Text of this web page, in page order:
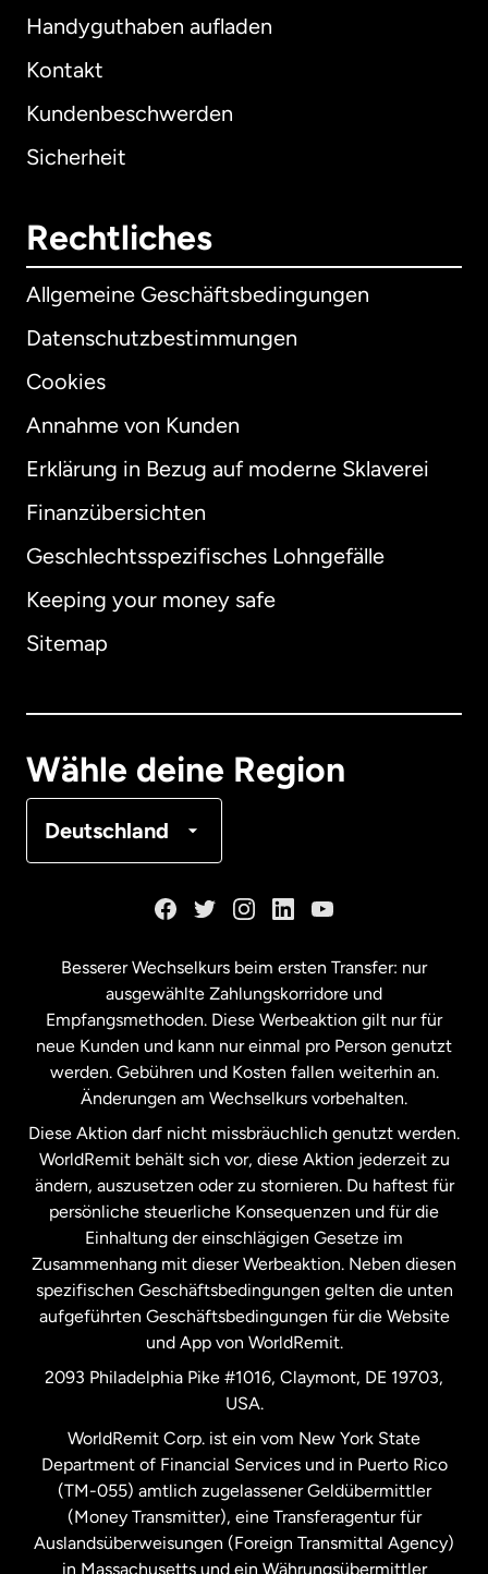
Handyguthaben aufladen
Kontakt
Kundenbeschwerden
Sicherheit
Rechtliches
Allgemeine Geschäftsbedingungen
Datenschutzbestimmungen
Cookies
Annahme von Kunden
Erklärung in Bezug auf moderne Sklaverei
Finanzübersichten
Geschlechtsspezifisches Lohngefälle
Keeping your money safe
Sitemap
Wähle deine Region
Deutschland
International English
Australien
Malaysia
Neuseeland
Niederlande
Schweden
Spanien
Vereinigte Staaten English
Vereinigte Staaten
Vereinigtes Königreich
Besserer Wechselkurs beim ersten Transfer: nur
ausgewählte Zahlungskorridore und
Empfangsmethoden. Diese Werbeaktion gilt nur für
neue Kunden und kann nur einmal pro Person genutzt
werden. Gebühren und Kosten fallen weiterhin an.
Änderungen am Wechselkurs vorbehalten.
Diese Aktion darf nicht missbräuchlich genutzt werden.
WorldRemit behält sich vor, diese Aktion jederzeit zu
ändern, auszusetzen oder zu stornieren. Du haftest für
persönliche steuerliche Konsequenzen und für die
Einhaltung der einschlägigen Gesetze im
Zusammenhang mit dieser Werbeaktion. Neben diesen
spezifischen Geschäftsbedingungen gelten die unten
aufgeführten Geschäftsbedingungen für die Website
und App von WorldRemit.
2093 Philadelphia Pike #1016, Claymont, DE 19703,
USA.
WorldRemit Corp. ist ein vom New York State
Department of Financial Services und in Puerto Rico
(TM-055) amtlich zugelassener Geldübermittler
(Money Transmitter), eine Transferagentur für
Auslandsüberweisungen (Foreign Transmittal Agency)
in Massachusetts und ein Währungsübermittler